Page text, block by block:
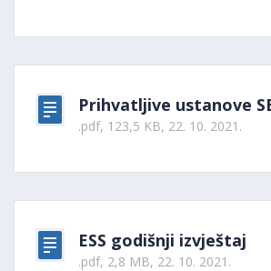
Prihvatljive ustanove
.pdf, 123,5 KB, 22. 10. 2021.
ESS godišnji izvještaj
.pdf, 2,8 MB, 22. 10. 2021.